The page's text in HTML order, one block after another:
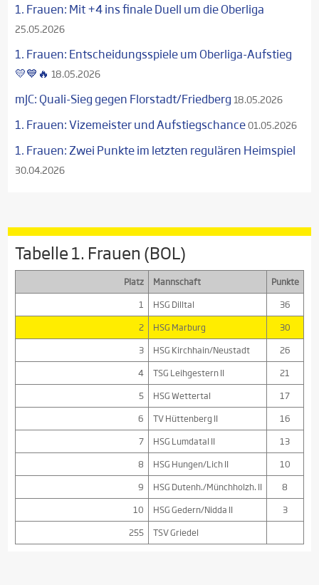
1. Frauen: Mit +4 ins finale Duell um die Oberliga
25.05.2026
1. Frauen: Entscheidungsspiele um Oberliga-Aufstieg
💛💙🔥 18.05.2026
mJC: Quali-Sieg gegen Florstadt/Friedberg 18.05.2026
1. Frauen: Vizemeister und Aufstiegschance01.05.2026
1. Frauen: Zwei Punkte im letzten regulären Heimspiel
30.04.2026
Tabelle 1. Frauen (BOL)
Platz Mannschaft
Punkte
1
HSG Dilltal
36
2
HSG Marburg
30
3
HSG Kirchhain/Neustadt
26
4
TSG Leihgestern II
21
5
HSG Wettertal
17
6
TV Hüttenberg II
16
7
HSG Lumdatal II
13
8
HSG Hungen/Lich II
10
9
HSG Dutenh./Münchholzh. II
8
10
HSG Gedern/Nidda II
3
255
TSV Griedel